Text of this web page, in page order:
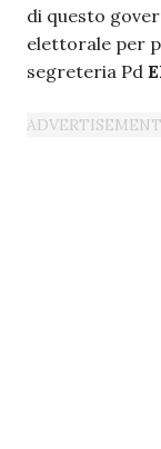
di questo
elettorale per
segreteria Pd